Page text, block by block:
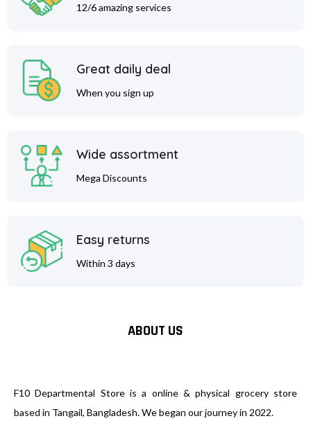
12/6 amazing services
Great daily deal
When you sign up
Wide assortment
Mega Discounts
Easy returns
Within 3 days
ABOUT US
F10 Departmental Store is a online & physical grocery store
based in Tangail, Bangladesh. We began our journey in 2022.